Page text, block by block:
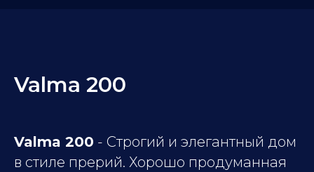
Valma 200
Valma 200 - Строгий и элегантный дом
в стиле прерий. Хорошо продуманная